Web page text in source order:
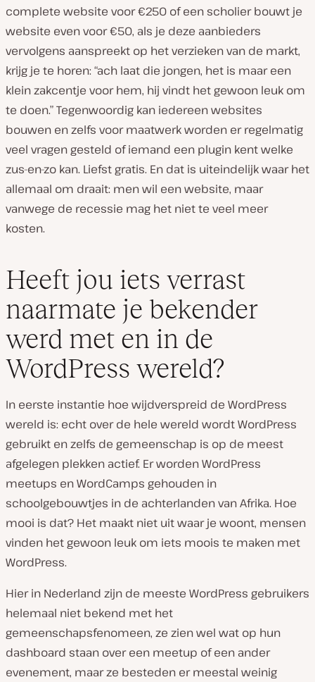
complete website voor €250 of een scholier bouwt je
website even voor €50, als je deze aanbieders
vervolgens aanspreekt op het verzieken van de markt,
krijg je te horen: “ach laat die jongen, het is maar een
klein zakcentje voor hem, hij vindt het gewoon leuk om
te doen.” Tegenwoordig kan iedereen websites
bouwen en zelfs voor maatwerk worden er regelmatig
veel vragen gesteld of iemand een plugin kent welke
zus-en-zo kan. Liefst gratis. En dat is uiteindelijk waar het
allemaal om draait: men wil een website, maar
vanwege de recessie mag het niet te veel meer
kosten.
Heeft jou iets verrast
naarmate je bekender
werd met en in de
WordPress wereld?
In eerste instantie hoe wijdverspreid de WordPress
wereld is: echt over de hele wereld wordt WordPress
gebruikt en zelfs de gemeenschap is op de meest
afgelegen plekken actief. Er worden WordPress
meetups en WordCamps gehouden in
schoolgebouwtjes in de achterlanden van Afrika. Hoe
mooi is dat? Het maakt niet uit waar je woont, mensen
vinden het gewoon leuk om iets moois te maken met
WordPress.
Hier in Nederland zijn de meeste WordPress gebruikers
helemaal niet bekend met het
gemeenschapsfenomeen, ze zien wel wat op hun
dashboard staan over een meetup of een ander
evenement, maar ze besteden er meestal weinig